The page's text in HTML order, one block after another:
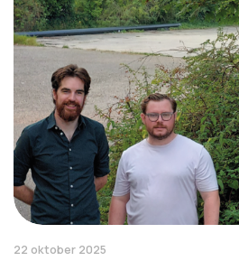
22 oktober 2025